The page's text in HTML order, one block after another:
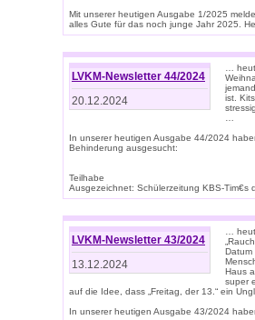
Mit unserer heutigen Ausgabe 1/2025
alles Gute für das noch junge Jahr 2025.
LVKM-Newsletter 44/2024
20.12.2024
…
ist.
In unserer heutigen Ausgabe 44/2024
Behinderung ausgesucht:
Teilhabe
Ausgezeichnet: Schülerzeitung KBS-Tim€s
LVKM-Newsletter 43/2024
13.12.2024
…
Datum
Haus
super
auf die Idee, dass „Freitag, der 13.“ ein
In unserer heutigen Ausgabe 43/2024